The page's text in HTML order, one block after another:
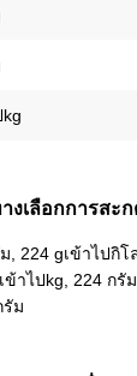
งเลือกการสะ
, 224 gเข้าไปกิโ
ข้าไปkg, 224 กรั
รัม